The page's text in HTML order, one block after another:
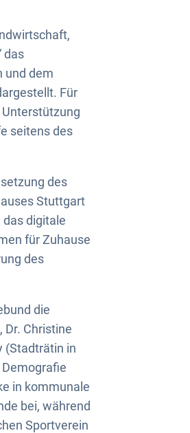
das
und dem
Für
seitens des
des
Stuttgart
das digitale
für Zuhause
des
die
Dr. Christine
(Stadträtin in
in kommunale
bei, während
Sportverein